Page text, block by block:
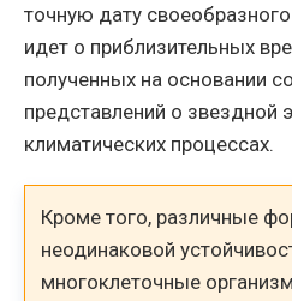
точную дату
идет о приблизительных
полученных на основании
представлений о звездной
климатических процессах.
Кроме того, различные
неодинаковой
многоклеточные